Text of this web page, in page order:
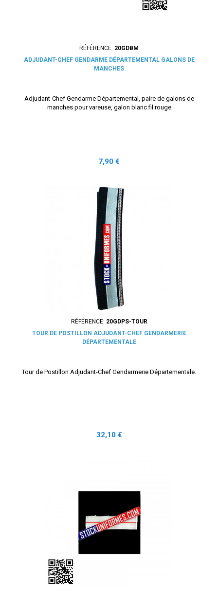
RÉFÉRENCE: 20GDBM
ADJUDANT-CHEF GENDARME DÉPARTEMENTAL GALONS DE
MANCHES
Adjudant-Chef Gendarme Départemental, paire de galons de
manches pour vareuse, galon blanc fil rouge
Prix
7,90 €
RÉFÉRENCE: 20GDPS-TOUR
TOUR DE POSTILLON ADJUDANT-CHEF GENDARMERIE
DÉPARTEMENTALE
Tour de Postillon Adjudant-Chef Gendarmerie Départementale.
Prix
32,10 €